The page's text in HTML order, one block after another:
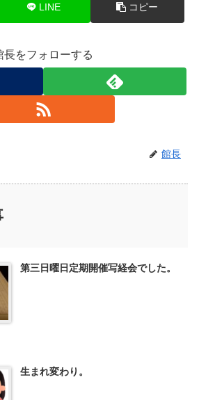
LINE コピー
長をフォローする
館長
第三日曜日定期開催写経会でした。
生まれ変わり。